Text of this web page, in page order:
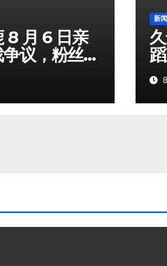
8 月 6 日亲
议，粉丝剧
新